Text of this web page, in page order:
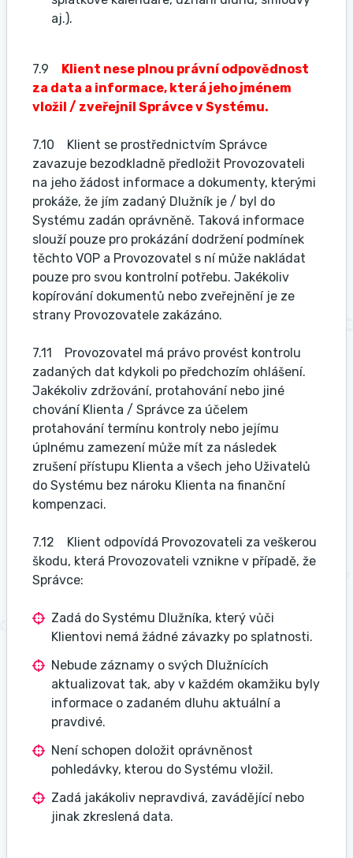
aj.).
7.9 Klient nese plnou právní odpovědnost
za data a informace, která jeho jménem
vložil / zveřejnil Správce v Systému.
7.10 Klient se prostřednictvím Správce
zavazuje bezodkladně předložit Provozovateli
na jeho žádost informace a dokumenty, kterými
prokáže, že jím zadaný Dlužník je / byl do
Systému zadán oprávněně. Taková informace
slouží pouze pro prokázání dodržení podmínek
těchto VOP a Provozovatel s ní může nakládat
pouze pro svou kontrolní potřebu. Jakékoliv
kopírování dokumentů nebo zveřejnění je ze
strany Provozovatele zakázáno.
7.11 Provozovatel má právo provést kontrolu
zadaných dat kdykoli po předchozím ohlášení.
Jakékoliv zdržování, protahování nebo jiné
chování Klienta / Správce za účelem
protahování termínu kontroly nebo jejímu
úplnému zamezení může mít za následek
zrušení přístupu Klienta a všech jeho Uživatelů
do Systému bez nároku Klienta na finanční
kompenzaci.
7.12 Klient odpovídá Provozovateli za veškerou
škodu, která Provozovateli vznikne v případě, že
Správce:
Zadá do Systému Dlužníka, který vůči
Klientovi nemá žádné závazky po splatnosti.
Nebude záznamy o svých Dlužnících
aktualizovat tak, aby v každém okamžiku byly
informace o zadaném dluhu aktuální a
pravdivé.
Není schopen doložit oprávněnost
pohledávky, kterou do Systému vložil.
Zadá jakákoliv nepravdivá, zavádějící nebo
jinak zkreslená data.